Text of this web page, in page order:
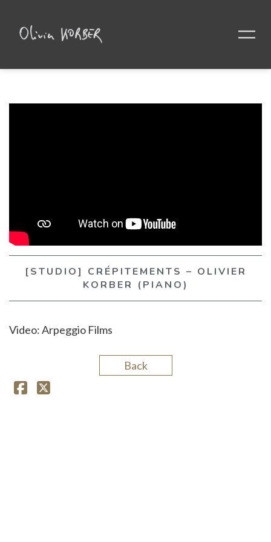
GARGANTUA
[STUDIO] CRÉPITEMENTS – OLIVIER
KORBER (PIANO)
Video:Arpeggio Films
Back